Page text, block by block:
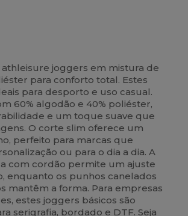
athleisure joggers em mistura de
para conforto total. Estes
para desporto e uso casual.
60% algodão e 40% poliéster,
e um toque suave que
O corte slim oferece um
perfeito para marcas que
ou para o dia a dia. A
com cordão permite um ajuste
enquanto os punhos canelados
mantêm a forma. Para empresas
estes joggers básicos são
serigrafia, bordado e DTF. Seja